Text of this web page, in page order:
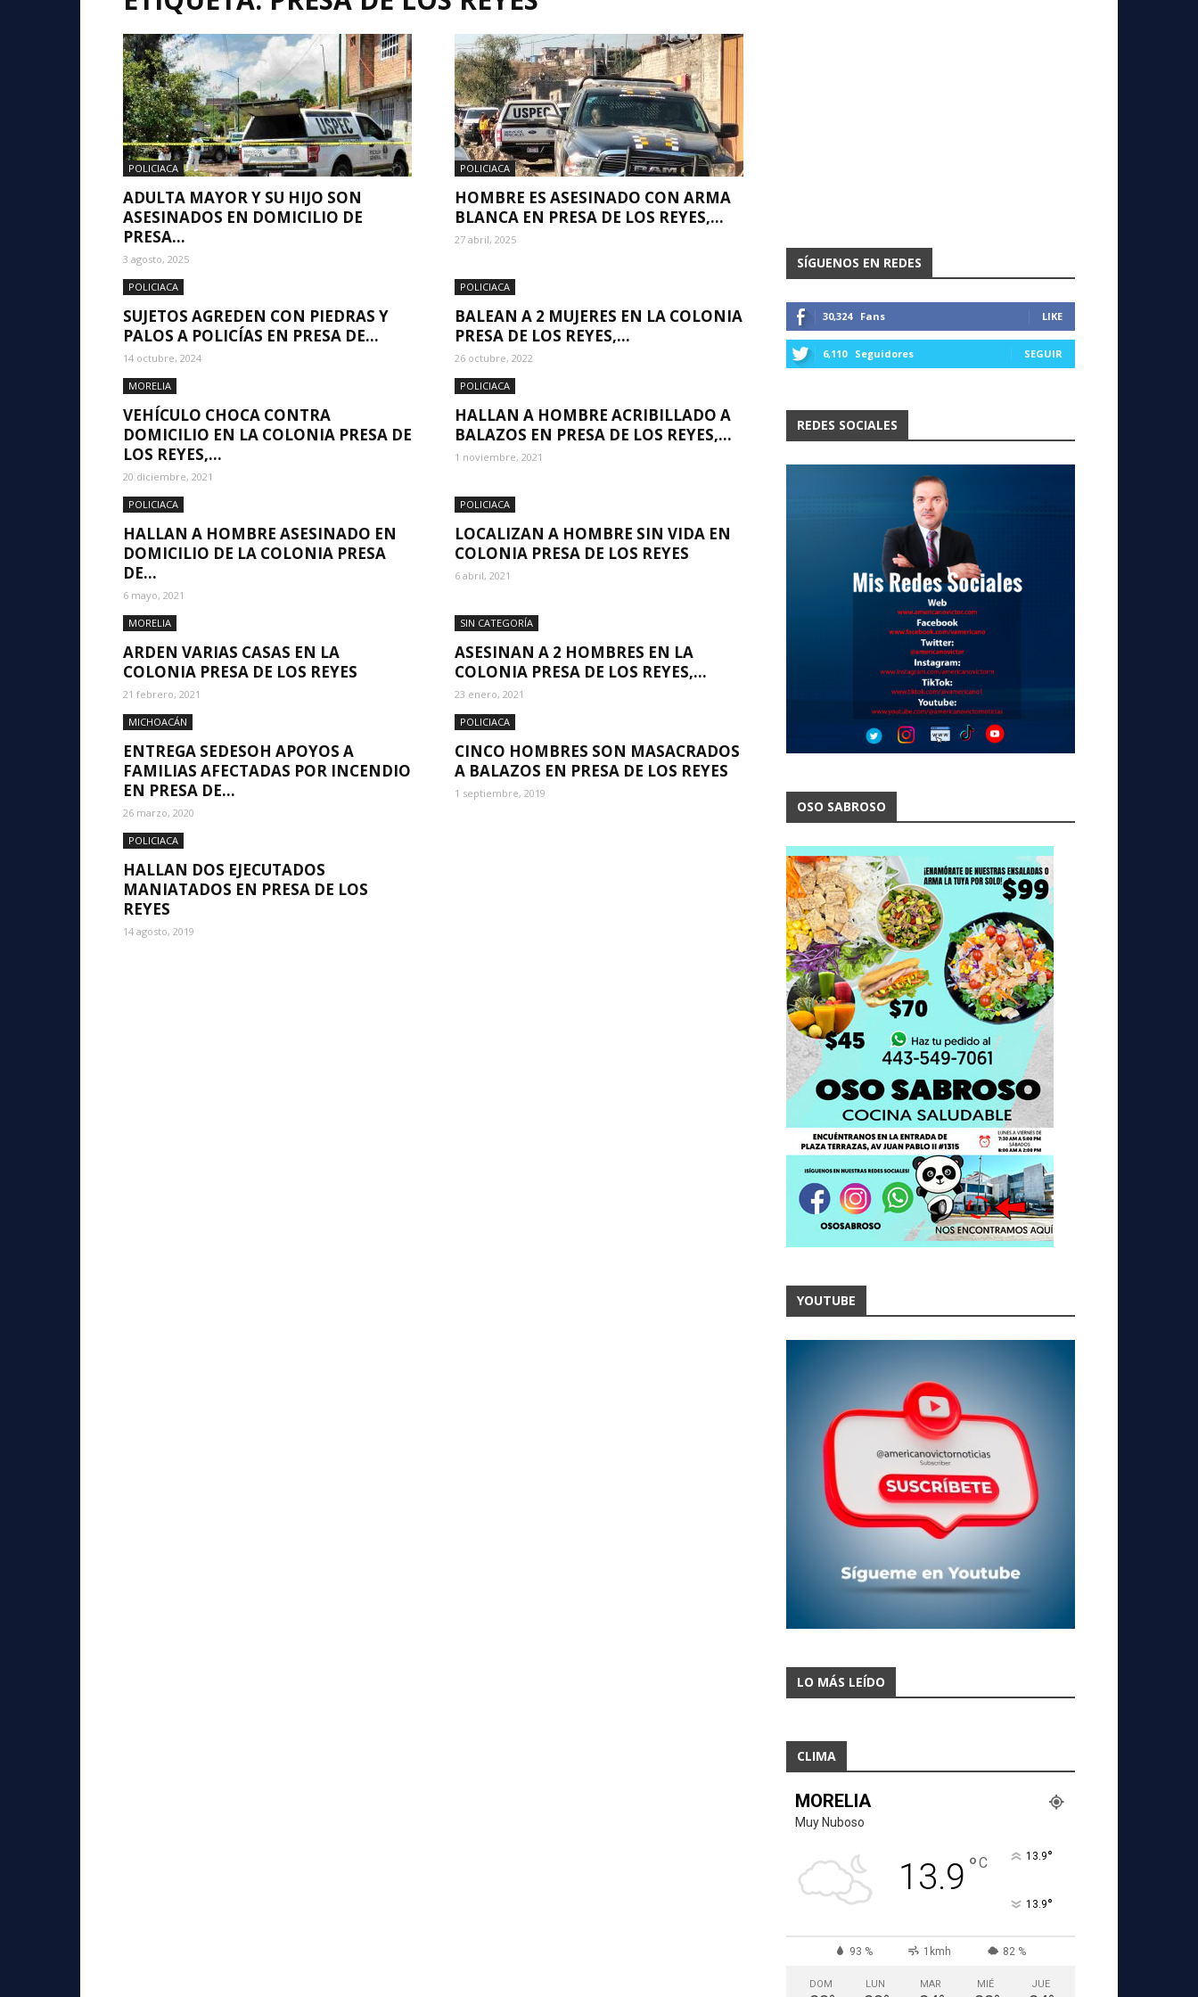
POLICIACA
ADULTA MAYOR Y SU HIJO SON
ASESINADOS EN DOMICILIO DE
PRESA...
3 agosto, 2025
POLICIACA
HOMBRE ES ASESINADO CON ARMA
BLANCA EN PRESA DE LOS REYES,...
27 abril, 2025
POLICIACA
SUJETOS AGREDEN CON PIEDRAS Y
PALOS A POLICÍAS EN PRESA DE...
14 octubre, 2024
POLICIACA
BALEAN A 2 MUJERES EN LA COLONIA
PRESA DE LOS REYES,...
26 octubre, 2022
MORELIA
VEHÍCULO CHOCA CONTRA
DOMICILIO EN LA COLONIA PRESA DE
LOS REYES,...
20 diciembre, 2021
POLICIACA
HALLAN A HOMBRE ACRIBILLADO A
BALAZOS EN PRESA DE LOS REYES,...
1 noviembre, 2021
POLICIACA
HALLAN A HOMBRE ASESINADO EN
DOMICILIO DE LA COLONIA PRESA
DE...
6 mayo, 2021
POLICIACA
LOCALIZAN A HOMBRE SIN VIDA EN
COLONIA PRESA DE LOS REYES
6 abril, 2021
MORELIA
ARDEN VARIAS CASAS EN LA
COLONIA PRESA DE LOS REYES
21 febrero, 2021
SIN CATEGORÍA
ASESINAN A 2 HOMBRES EN LA
COLONIA PRESA DE LOS REYES,...
23 enero, 2021
MICHOACÁN
ENTREGA SEDESOH APOYOS A
FAMILIAS AFECTADAS POR INCENDIO
EN PRESA DE...
26 marzo, 2020
POLICIACA
CINCO HOMBRES SON MASACRADOS
A BALAZOS EN PRESA DE LOS REYES
1 septiembre, 2019
POLICIACA
HALLAN DOS EJECUTADOS
MANIATADOS EN PRESA DE LOS
REYES
14 agosto, 2019
SÍGUENOS EN REDES
30,324 Fans LIKE
6,110 Seguidores SEGUIR
REDES SOCIALES
OSO SABROSO
YOUTUBE
LO MÁS LEÍDO
CLIMA
MORELIA
Muy Nuboso
13.9 °C 13.9°
13.9°
93 % 1kmh 82 %
DOM LUN MAR MIÉ JUE